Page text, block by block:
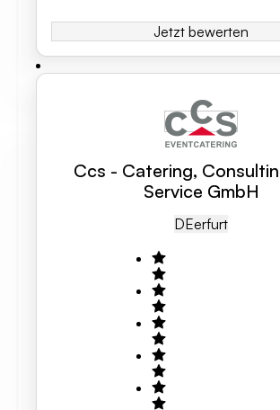
Jetzt bewerten
Ccs - Catering,
Service GmbH
DEErfurt